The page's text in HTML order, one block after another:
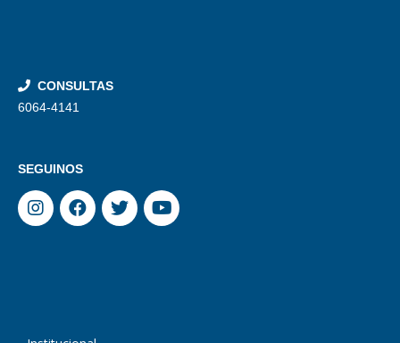
CONSULTAS
6064-4141
SEGUINOS